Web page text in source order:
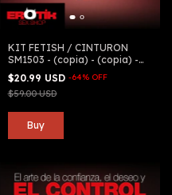
KIT FETISH / CINTURON
SM1503 - (copia) - (copia) -
(copia) - (copia) - (copia) -
(copia) - (copia) - (copia) -
(copia) - (copia) - (copia)
$20.99 USD -64% OFF
$59.00 USD